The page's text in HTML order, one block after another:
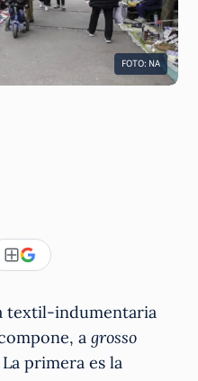
FOTO: NA
textil-indumentaria
agrosso
primera es la